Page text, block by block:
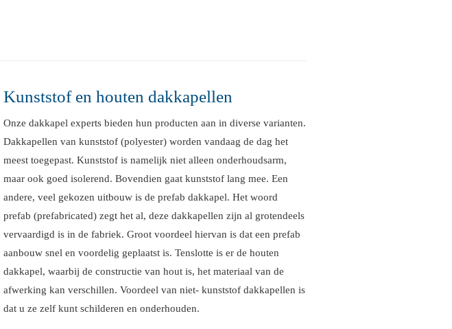
Kunststof en houten dakkapellen
Onze dakkapel experts bieden hun producten aan in diverse varianten.
Dakkapellen van kunststof (polyester) worden vandaag de dag het
meest toegepast. Kunststof is namelijk niet alleen onderhoudsarm,
maar ook goed isolerend. Bovendien gaat kunststof lang mee. Een
andere, veel gekozen uitbouw is de prefab dakkapel. Het woord
prefab (prefabricated) zegt het al, deze dakkapellen zijn al grotendeels
vervaardigd is in de fabriek. Groot voordeel hiervan is dat een prefab
aanbouw snel en voordelig geplaatst is. Tenslotte is er de houten
dakkapel, waarbij de constructie van hout is, het materiaal van de
afwerking kan verschillen. Voordeel van niet- kunststof dakkapellen is
dat u ze zelf kunt schilderen en onderhouden.